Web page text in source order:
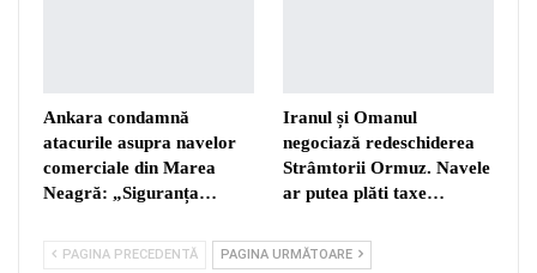
Ankara condamnă
atacurile asupra navelor
comerciale din Marea
Neagră: „Siguranța…
Iranul și Omanul
negociază redeschiderea
Strâmtorii Ormuz. Navele
ar putea plăti taxe…
PAGINA PRECEDENTĂ PAGINA URMĂTOARE